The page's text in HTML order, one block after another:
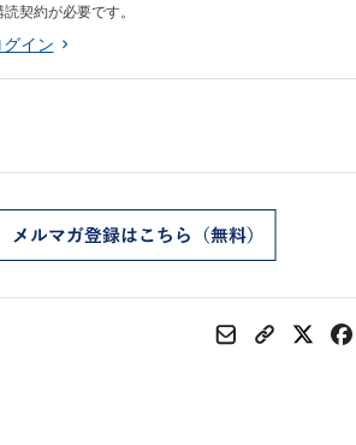
契約が必要です。
イン